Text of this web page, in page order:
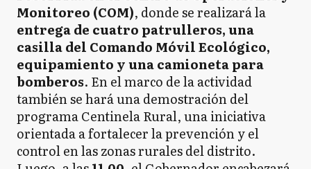
Monitoreo (COM), donde se realizará la
entrega de cuatro patrulleros, una
casilla del Comando Móvil Ecológico,
equipamiento y una camioneta para
bomberos. En el marco de la actividad
también se hará una demostración del
programa Centinela Rural, una iniciativa
orientada a fortalecer la prevención y el
control en las zonas rurales del distrito.